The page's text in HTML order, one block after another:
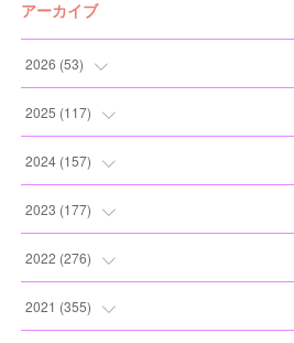
アーカイブ
2026 (53)
(1)
(5)
(7)
(11
2025 (117)
(11
(12
(12
(13
2024(157)
(13
(13
(10
2023 (177)
(20
(10
2022 (276)
(17
2021 (355)